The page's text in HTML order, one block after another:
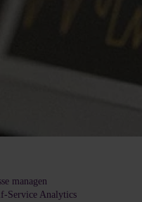
managen
Service Analytics